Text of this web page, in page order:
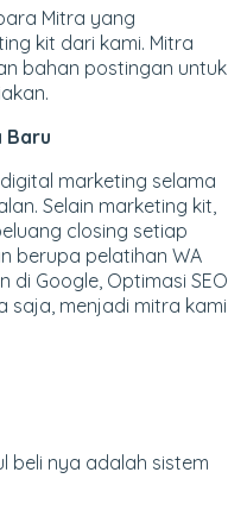
Mitra yang
kit dari kami. Mitra
bahan postingan untuk
Baru
marketing selama
Selain marketing kit,
closing setiap
berupa pelatihan WA
di Google, Optimasi SEO
saja, menjadi mitra kami
beli nya adalah sistem